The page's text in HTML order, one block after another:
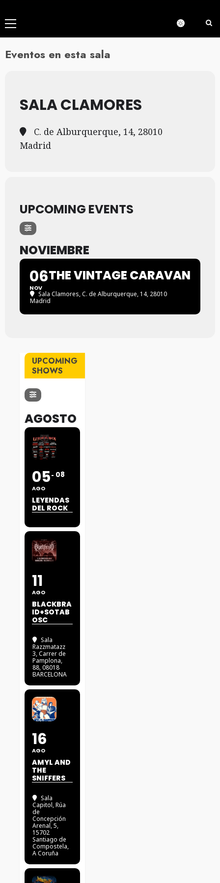
Menú
principal
Eventos en esta sala
SALA CLAMORES
C. de Alburquerque, 14, 28010
Madrid
UPCOMING EVENTS
NOVIEMBRE
06
NOV
THE VINTAGE CARAVAN
Sala Clamores, C. de Alburquerque, 14, 28010
Madrid
UPCOMING
SHOWS
AGOSTO
05
AGO
08
LEYENDAS
DEL ROCK
11
AGO
BLACKBRA
ID+SOTAB
OSC
Sala
Razzmatazz
3, Carrer de
Pamplona,
88, 08018
BARCELONA
16
AGO
AMYL AND
THE
SNIFFERS
Sala
Capitol, Rúa
de
Concepción
Arenal, 5,
15702
Santiago de
Compostela,
A Coruña